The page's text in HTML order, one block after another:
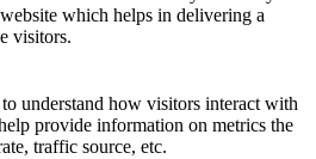
which helps in delivering a
visitors.
understand how visitors interact with
provide information on metrics the
traffic source, etc.